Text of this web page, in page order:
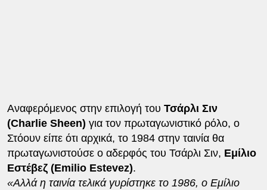
Αναφερόμενος στην επιλογή του Τσάρλι Σιν
(Charlie Sheen) για τον πρωταγωνιστικό ρόλο, ο
Στόουν είπε ότι αρχικά, το 1984 στην ταινία θα
πρωταγωνιστούσε ο αδερφός του Τσάρλι Σιν, Εμίλιο
Εστέβεζ (Emilio Estevez).
«Αλλά η ταινία τελικά γυρίστηκε το 1986, ο Εμίλιο